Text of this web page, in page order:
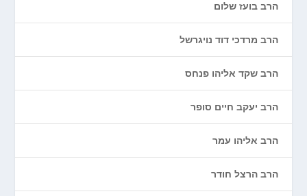
הרב בועז שלום
הרב מרדכי דוד נויגרשל
הרב שקד אליהו פנחס
הרב יעקב חיים סופר
הרב אליהו עמר
הרב הרצל חודר